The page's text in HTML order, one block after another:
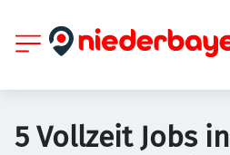
5 Vollzeit Jobs in